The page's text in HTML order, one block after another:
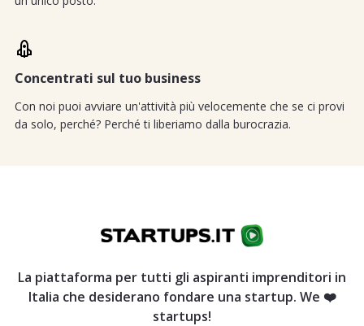
Concentrati sul tuo business
Con noi puoi avviare un'attività più velocemente che se ci provi
da solo, perché? Perché ti liberiamo dalla burocrazia.
La piattaforma per tutti gli aspiranti imprenditori in
Italia che desiderano fondare una startup. We ❤️
startups!